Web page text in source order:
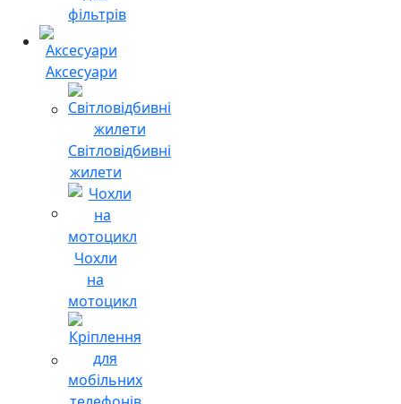
фільтрів
Аксесуари
Світловідбивні
жилети
Чохли
на
мотоцикл